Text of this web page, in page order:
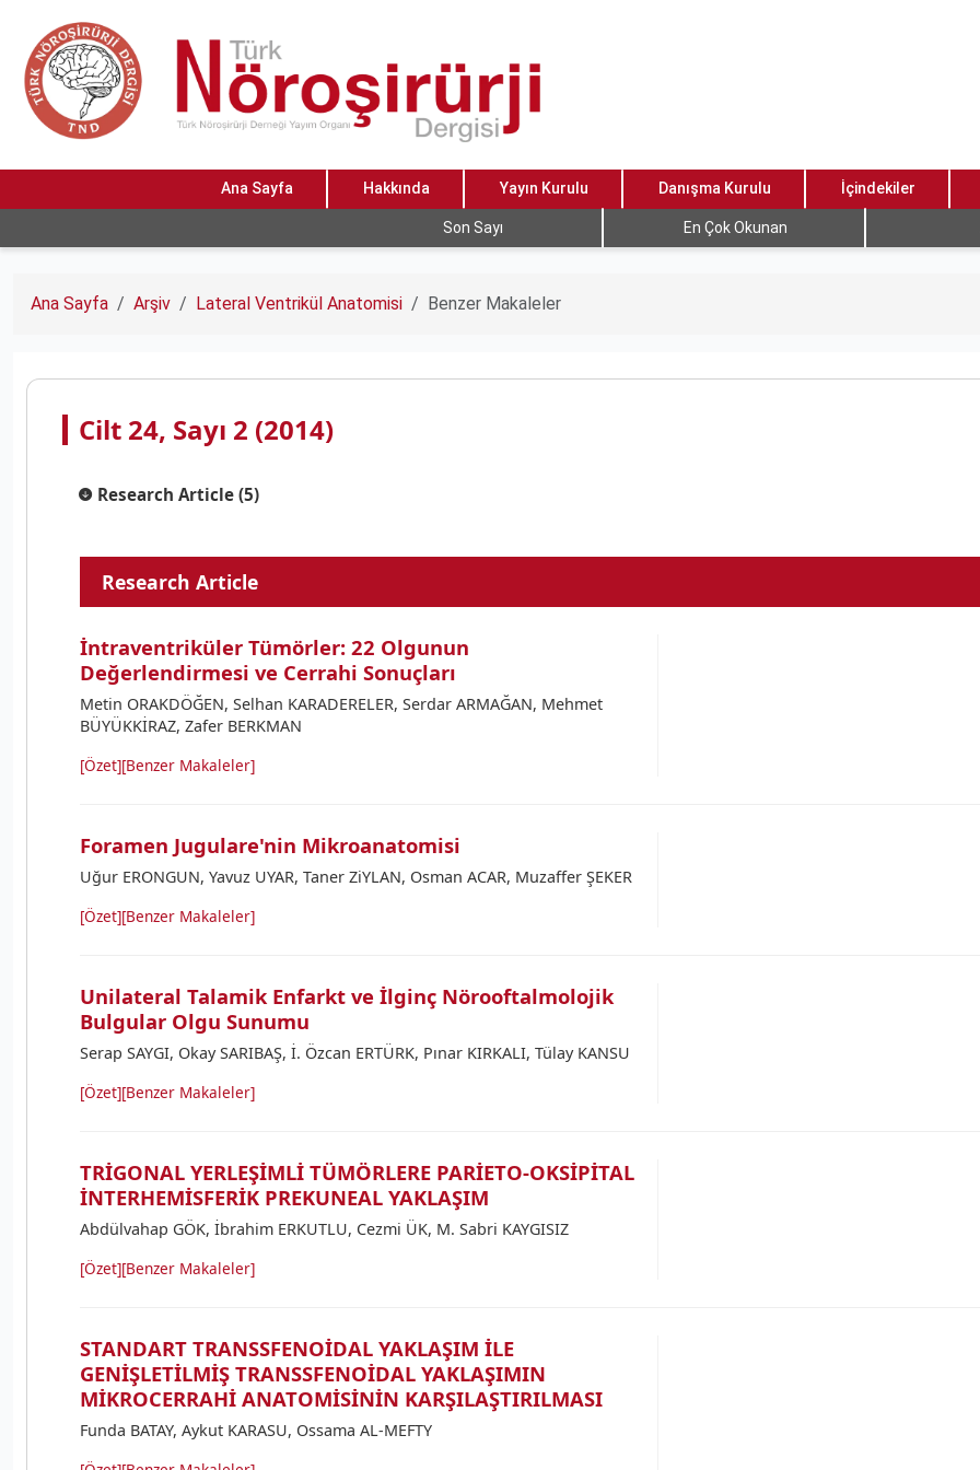
Ana Sayfa Hakkında Yayın Kurulu Danışma Kurulu İçindekiler
Son Sayı En Çok Okunan
Ana Sayfa Arşiv Lateral Ventrikül Anatomisi Benzer Makaleler
Cilt 24, Sayı 2 (2014)
Research Article (5)
Research Article
İntraventriküler Tümörler: 22 Olgunun
Değerlendirmesi ve Cerrahi Sonuçları
Metin ORAKDÖĞEN, Selhan KARADERELER, Serdar ARMAĞAN, Mehmet
BÜYÜKKİRAZ, Zafer BERKMAN
[Özet][Benzer Makaleler]
Foramen Jugulare'nin Mikroanatomisi
Uğur ERONGUN, Yavuz UYAR, Taner ZiYLAN, Osman ACAR, Muzaffer ŞEKER
[Özet][Benzer Makaleler]
Unilateral Talamik Enfarkt ve İlginç Nörooftalmolojik
Bulgular Olgu Sunumu
Serap SAYGI, Okay SARIBAŞ, İ. Özcan ERTÜRK, Pınar KIRKALI, Tülay KANSU
[Özet][Benzer Makaleler]
TRİGONAL YERLEŞİMLİ TÜMÖRLERE PARİETO-OKSİPİTAL
İNTERHEMİSFERİK PREKUNEAL YAKLAŞIM
Abdülvahap GÖK, İbrahim ERKUTLU, Cezmi ÜK, M. Sabri KAYGISIZ
[Özet][Benzer Makaleler]
STANDART TRANSSFENOİDAL YAKLAŞIM İLE
GENİŞLETİLMİŞ TRANSSFENOİDAL YAKLAŞIMIN
MİKROCERRAHİ ANATOMİSİNİN KARŞILAŞTIRILMASI
Funda BATAY, Aykut KARASU, Ossama AL-MEFTY